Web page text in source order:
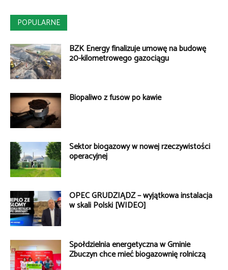
POPULARNE
BZK Energy finalizuje umowę na budowę
20-kilometrowego gazociągu
Biopaliwo z fusów po kawie
Sektor biogazowy w nowej rzeczywistości
operacyjnej
OPEC GRUDZIĄDZ – wyjątkowa instalacja
w skali Polski [WIDEO]
Spółdzielnia energetyczna w Gminie
Zbuczyn chce mieć biogazownię rolniczą